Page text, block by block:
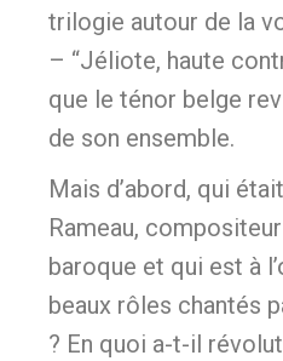
trilogie autour de la
– “Jéliote, haute
que le ténor belge
de son ensemble.
Mais d’abord, qui
Rameau,
baroque et qui est à
beaux rôles chantés
? En quoi a-t-il